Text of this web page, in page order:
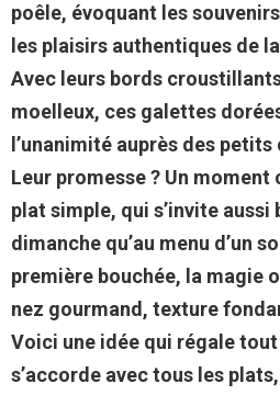
poêle, évoquant les
les plaisirs authentiques de
Avec leurs bords
moelleux, ces galettes
l’unanimité auprès des
Leur promesse ? Un moment
plat simple, qui s’invite aussi
dimanche qu’au menu d’un
première bouchée, la magie
nez gourmand, texture
Voici une idée qui régale
s’accorde avec tous les